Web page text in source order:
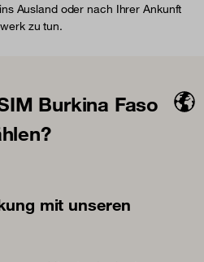
Ausland oder nach Ihrer Ankunft
zu tun.
Burkina Faso
mit unseren